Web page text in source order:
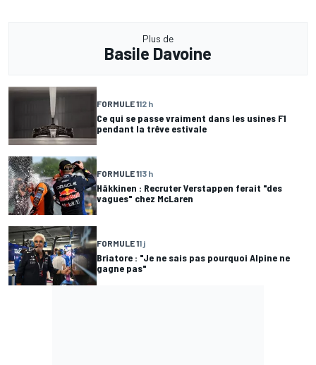
Plus de
Basile Davoine
FORMULE 112 h
Ce qui se passe vraiment dans les usines F1
pendant la trêve estivale
FORMULE 113 h
Häkkinen : Recruter Verstappen ferait "des
vagues" chez McLaren
FORMULE 11 j
Briatore : "Je ne sais pas pourquoi Alpine ne
gagne pas"